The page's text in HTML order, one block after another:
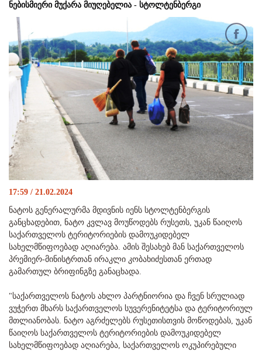
ნებისმიერი მუქარა მიუღებელია - სტოლტენბერგი
17:59 / 21.02.2024
ნატოს გენერალურმა მდივნის იენს სტოლტენბერგის
განცხადებით, ნატო კვლავ მოუწოდებს რუსეთს, უკან წაიღოს
საქართველოს ტერიტორიების დამოუკიდებელ
სახელმწიფოებად აღიარება. ამის შესახებ მან საქართველოს
პრემიერ-მინისტრთან ირაკლი კობახიძესთან ერთად
გამართულ ბრიფინგზე განაცხადა.
"საქართველოს ნატოს ახლო პარტნიორია და ჩვენ სრულიად
ვუჭერთ მხარს საქართველოს სუვერენიტეტსა და ტერიტორიულ
მთლიანობას. ნატო აგრძელებს რუსეთისთვის მოწოდებას, უკან
წაიღოს საქართველოს ტერიტორიების დამოუკიდებელ
სახელმწიფოებად აღიარება, საქართველოს ოკუპირებული